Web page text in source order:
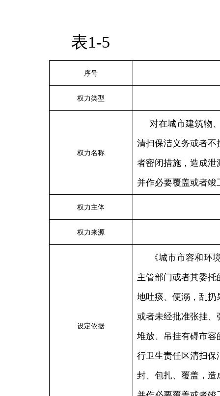
表1-5
序号
权力类型
权力名称
对在城市建筑物
清扫保洁义务或者
者密闭措施，造成
并作必要覆盖或者
权力主体
权力来源
设定依据
《城市市容和环
主管部门或者其委
地吐痰、便溺，乱
或者未经批准张挂、
堆放、吊挂有碍市容
行卫生责任区清扫
封、包扎、覆盖，造